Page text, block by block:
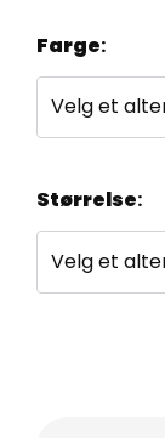
Farge:
Størrelse: